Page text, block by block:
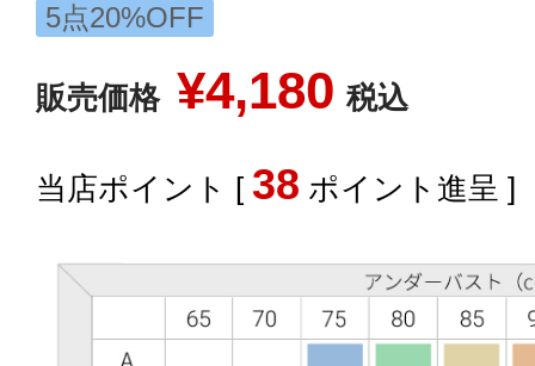
5点20%OFF
販売価格 ¥4,180 税込
[ 38 ポイント進呈 ]